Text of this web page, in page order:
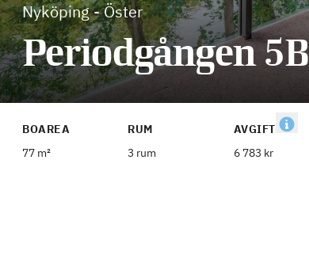
Nyköping-Öster
Periodgången 5B
BOAREA
77 m²
RUM
3 rum
AVGIFT
6 783 kr